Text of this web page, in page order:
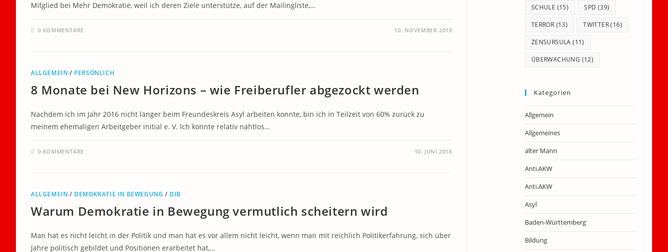
Mitglied bei Mehr Demokratie, weil ich deren Ziele unterstütze, auf der Mailingliste,…
0 KOMMENTARE 10. NOVEMBER 2018
ALLGEMEIN / PERSÖNLICH
8 Monate bei New Horizons – wie Freiberufler abgezockt werden
Nachdem ich im Jahr 2016 nicht länger beim Freundeskreis Asyl arbeiten konnte, bin ich in Teilzeit von 60% zurück zu
meinem ehemaligen Arbeitgeber initial e. V. Ich konnte relativ nahtlos…
0 KOMMENTARE 10. JUNI 2018
ALLGEMEIN / DEMOKRATIE IN BEWEGUNG / DIB
Warum Demokratie in Bewegung vermutlich scheitern wird
Man hat es nicht leicht in der Politik und man hat es vor allem nicht leicht, wenn man mit reichlich Politikerfahrung, sich über
Jahre politisch gebildet und Positionen erarbeitet hat,…
SCHULE (15) SPD (39)
TERROR (13) TWITTER(16)
ZENSURSULA (11)
ÜBERWACHUNG (12)
Kategorien
Allgemein
Allgemeines
alter Mann
Anti.AKW
Anti.AKW
Asyl
Baden-Württemberg
Bildung